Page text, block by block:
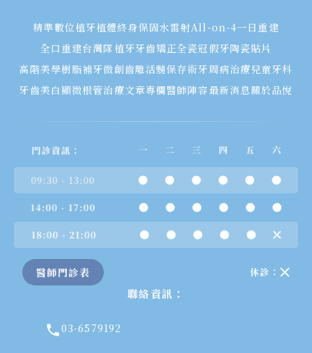
精準數位植牙植體終身保固水雷射All-on-4一日重建
全口重建台灣隊植牙牙齒矯正全瓷冠假牙陶瓷貼片
高階美學樹脂補牙微創齒雕活髓保存術牙周病治療兒童牙科
牙齒美白 顯微根管治療文章專欄醫師陣容最新消息關於品悅
醫師門診表 休診：
聯絡資訊：
03-6579192